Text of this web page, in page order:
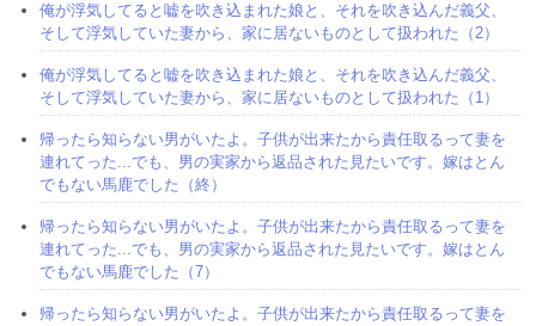
俺が浮気してると嘘を吹き込まれた娘と、それを吹き込んだ義父、
そして浮気していた妻から、家に居ないものとして扱われた（2）
俺が浮気してると嘘を吹き込まれた娘と、それを吹き込んだ義父、
そして浮気していた妻から、家に居ないものとして扱われた（1）
帰ったら知らない男がいたよ。子供が出来たから責任取るって妻を
連れてった...でも、男の実家から返品された見たいです。嫁はとん
でもない馬鹿でした（終）
帰ったら知らない男がいたよ。子供が出来たから責任取るって妻を
連れてった...でも、男の実家から返品された見たいです。嫁はとん
でもない馬鹿でした（7）
帰ったら知らない男がいたよ。子供が出来たから責任取るって妻を